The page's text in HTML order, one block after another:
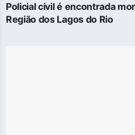
Policial civil é encontrada
Região dos Lagos do Rio